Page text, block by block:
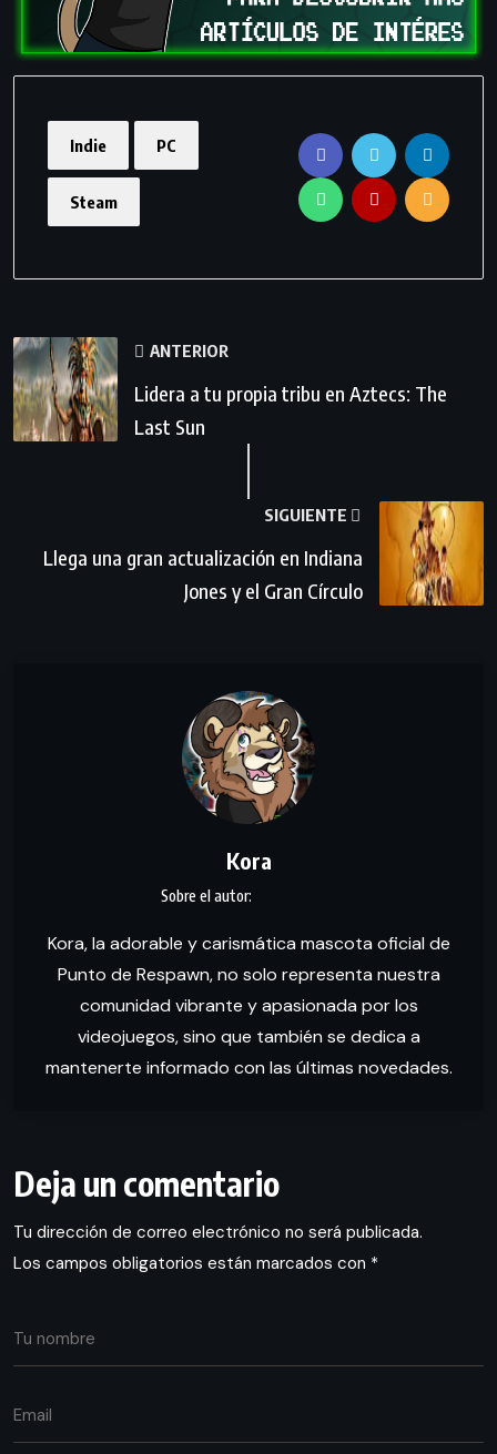
Indie PC
Steam
ANTERIOR
Lidera a tu propia tribu en Aztecs: The
Last Sun
SIGUIENTE
Llega una gran actualización en Indiana
Jones y el Gran Círculo
Kora
Kora, la adorable y carismática mascota oficial de
Punto de Respawn, no solo representa nuestra
comunidad vibrante y apasionada por los
videojuegos, sino que también se dedica a
mantenerte informado con las últimas novedades.
Deja un comentario
Tu dirección de correo electrónico no será publicada.
Los campos obligatorios están marcados con *